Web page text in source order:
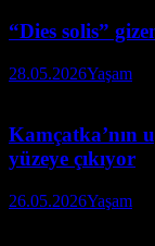
“Dies solis”
28.05.2026Yaşam
Kamçatka’nın
yüzeye çıkıyor
26.05.2026Yaşam